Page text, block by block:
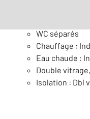
WC séparés
Chauffage :
Eau chaude :
Double
Isolation : Dbl